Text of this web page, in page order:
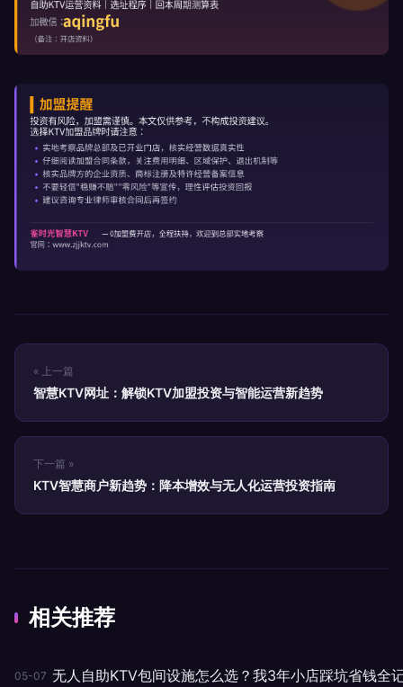
« 上一篇
智慧KTV网址：解锁KTV加盟投资与智能运营新趋势
下一篇 »
KTV智慧商户新趋势：降本增效与无人化运营投资指南
相关推荐
05-07 无人自助KTV包间设施怎么选？我3年小店踩坑省钱全